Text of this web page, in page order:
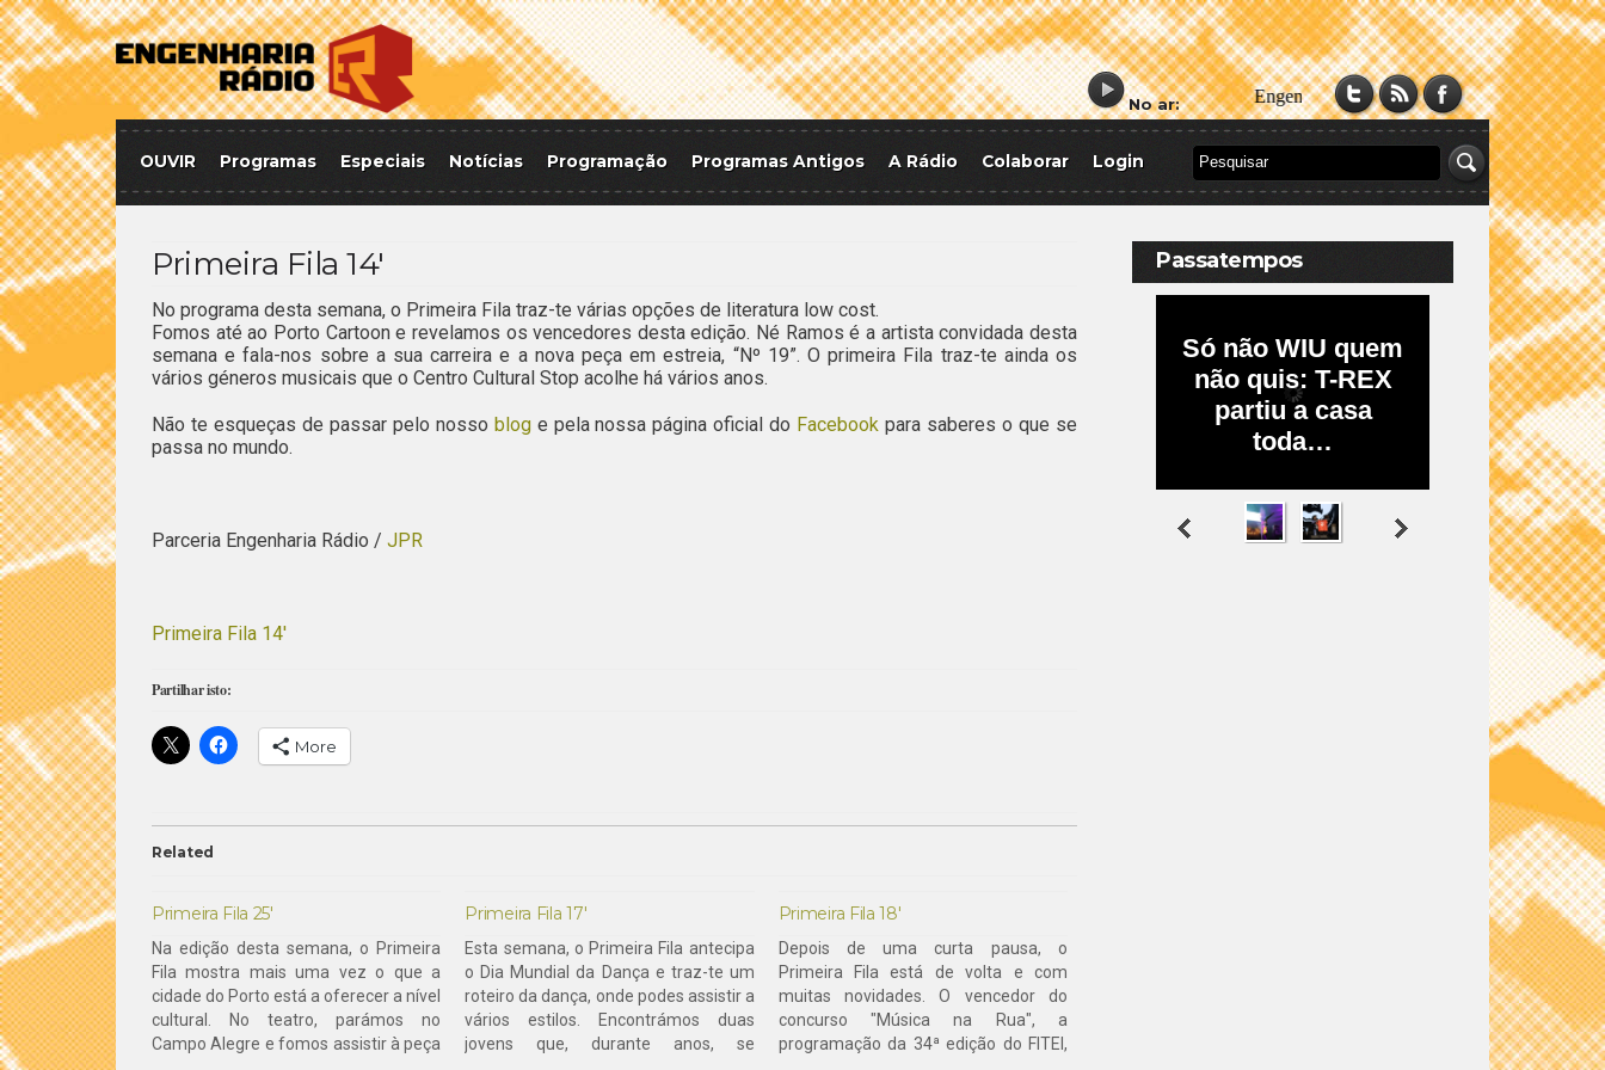
No ar:
OUVIR Programas Especiais Notícias Programação Programas Antigos A Rádio Colaborar Login
Primeira Fila 14′
No programa desta semana, o Primeira Fila traz-te várias opções de literatura low cost.
Fomos até ao Porto Cartoon e revelamos os vencedores desta edição. Né Ramos é a artista convidada desta
semana e fala-nos sobre a sua carreira e a nova peça em estreia, “Nº 19”. O primeira Fila traz-te ainda os
vários géneros musicais que o Centro Cultural Stop acolhe há vários anos.
Não te esqueças de passar pelo nosso bloge pela nossa página oficial do Facebook para saberes o que se
passa no mundo.
Parceria Engenharia Rádio / JPR
Primeira Fila 14′
Partilhar isto:
More
Related
Primeira Fila 25′
Na edição desta semana, o Primeira
Fila mostra mais uma vez o que a
cidade do Porto está a oferecer a nível
cultural. No teatro, parámos no
Campo Alegre e fomos assistir à peça
Primeira Fila 17′
Esta semana, o Primeira Fila antecipa
o Dia Mundial da Dança e traz-te um
roteiro da dança, onde podes assistir a
vários estilos. Encontrámos duas
jovens que, durante anos, se
Primeira Fila 18′
Depois de uma curta pausa, o
Primeira Fila está de volta e com
muitas novidades. O vencedor do
concurso "Música na Rua", a
programação da 34ª edição do FITEI,
Passatempos